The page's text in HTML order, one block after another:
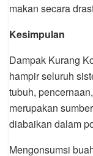
makan secara
Kesimpulan
Dampak Kurang
hampir seluruh
tubuh,
merupakan
diabaikan dalam
Mengonsumsi